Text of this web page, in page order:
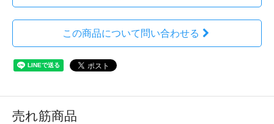
この商品について問い合わせる
売れ筋商品